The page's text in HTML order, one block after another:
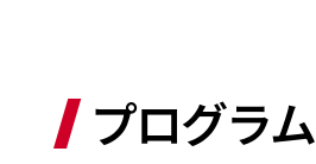
プログラム